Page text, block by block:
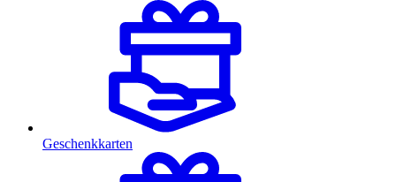
Geschenkkarten